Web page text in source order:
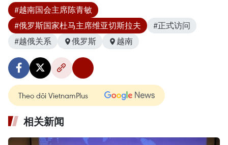
#越南国会主席陈青敏
#俄罗斯国家杜马主席维亚切斯拉夫
#正式访问
#越俄关系
俄罗斯 越南
Theo dõi VietnamPlus
相关新闻